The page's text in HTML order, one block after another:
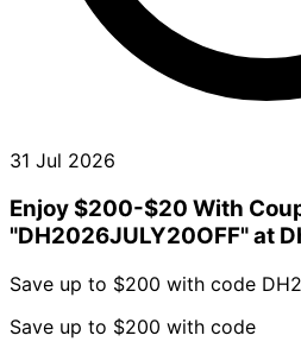
31 Jul 2026
Enjoy $200-$20 With
"DH2026JULY20OFF" at
Save up to $200 with code
Save up to $200 with code